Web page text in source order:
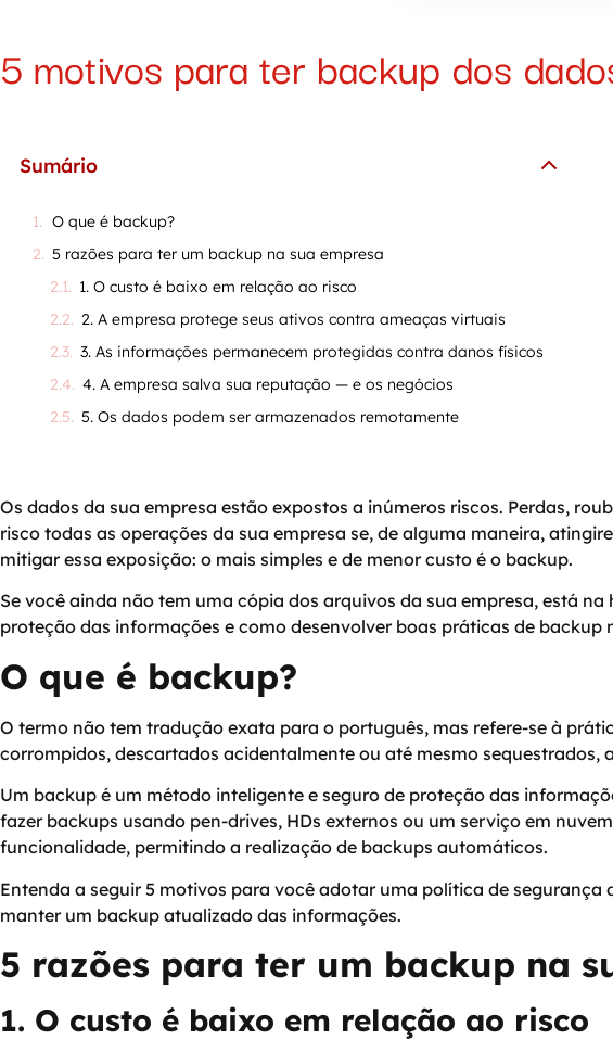
5 motivos para ter backup dos
Sumário
O que é backup?
5 razões para ter um backup na sua empresa
1. O custo é baixo em relação ao risco
2. A empresa protege seus ativos contra ameaças virtuais
3. As informações permanecem protegidas contra danos físicos
4. A empresa salva sua reputação — e os negócios
5. Os dados podem ser armazenados remotamente
Os dados da sua empresa estão expostos a inúmeros riscos. Perdas,
risco todas as operações da sua empresa se, de alguma maneira,
mitigar essa exposição: o mais simples e de menor custo é o backup.
Se você ainda não tem uma cópia dos arquivos da sua empresa, está
proteção das informações e como desenvolver boas práticas de
O que é backup?
O termo não tem tradução exata para o português, mas refere-se à
corrompidos, descartados acidentalmente ou até mesmo sequestrados,
Um backup é um método inteligente e seguro de proteção das
fazer backups usando pen-drives, HDs externos ou um serviço em
funcionalidade, permitindo a realização de backups automáticos.
Entenda a seguir 5 motivos para você adotar uma política de
manter um backup atualizado das informações.
5 razões para ter um backup na
1. O custo é baixo em relação ao risco